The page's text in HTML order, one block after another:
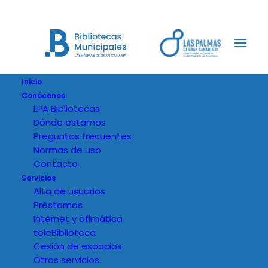
Inicio
Conócenos
LPA Bibliotecas
Dónde estamos
Preguntas frecuentes
Normas de uso
Contacto
Servicios
Alta de usuarios
Préstamos
Internet y ofimática
teleBiblioteca
Cesión de espacios
Otros servicios